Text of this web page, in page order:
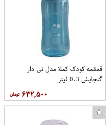
قمقمه کودک کملا مدل نی دار
گنجایش 0.3 لیتر
۶۳۲,۵۰۰